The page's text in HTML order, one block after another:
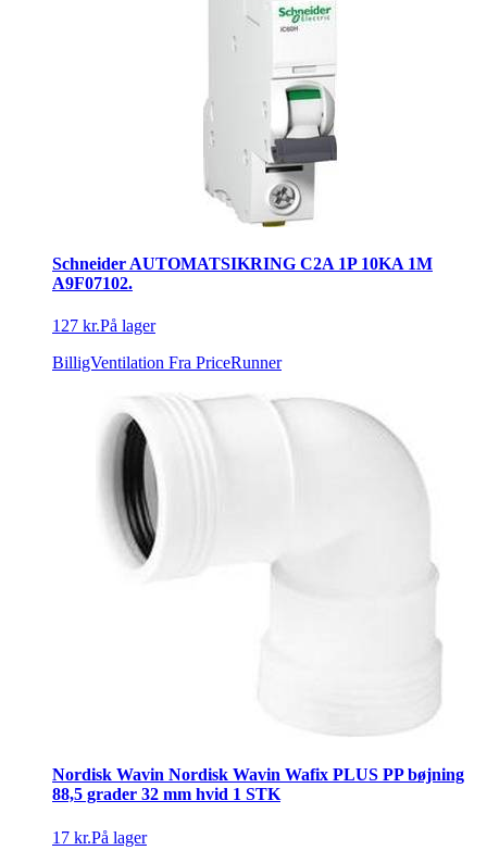
Schneider AUTOMATSIKRING C2A 1P 10KA 1M
A9F07102.
127 kr.På lager
BilligVentilation Fra PriceRunner
Nordisk Wavin Nordisk Wavin Wafix PLUS PP bøjning
88,5 grader 32 mm hvid 1 STK
17 kr.På lager